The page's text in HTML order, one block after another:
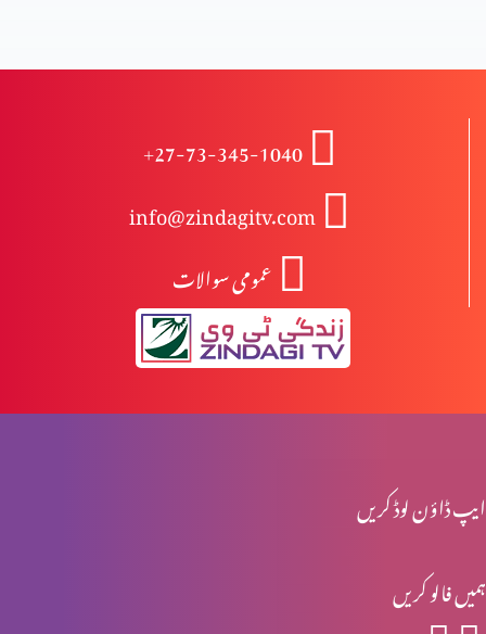
خواتین کی خدمت
صبا کی ملکہ کا شاہی دورہ
محبت کی 5 زبانیں
مقدسہ مریم
+27-73-345-1040
info@zindagitv.com
عمومی سوالات
ایپ ڈاؤن لوڈ کریں
ہمیں فالو کریں